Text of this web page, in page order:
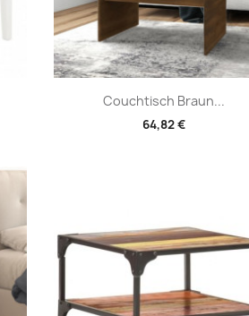
Couchtisch Braun...
64,82 €
Vorschau